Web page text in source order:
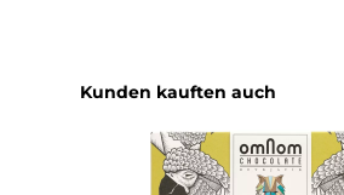
Produktgalerie überspringen
Kunden kauften auch